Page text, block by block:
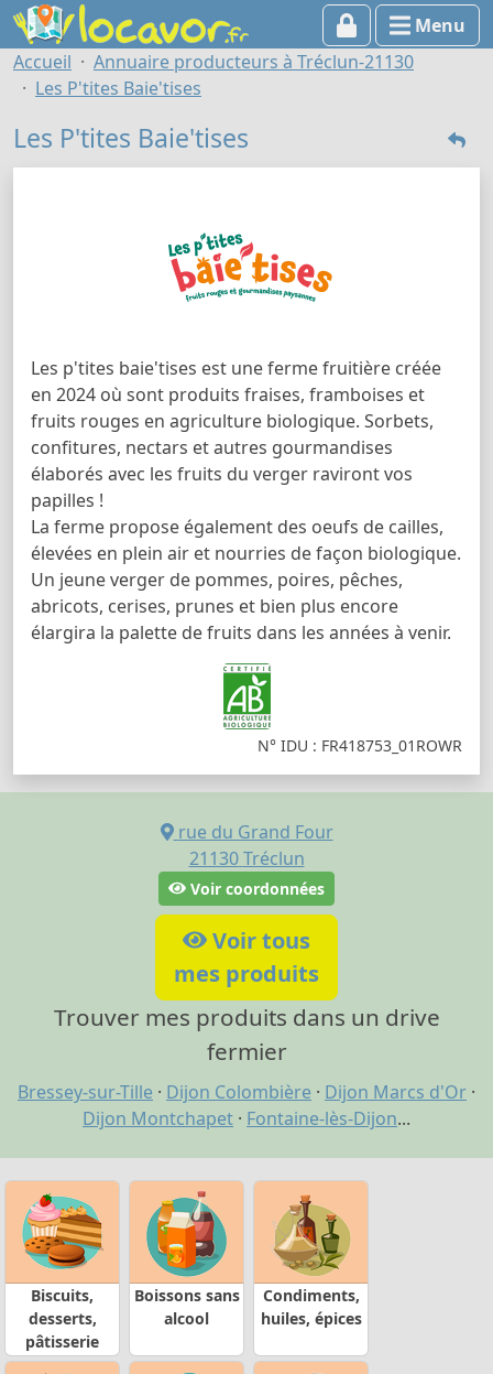
Menu
Accueil
Annuaire producteurs à Tréclun-21130
Les P'tites Baie'tises
Les P'tites Baie'tises
Les p'tites baie'tises est une ferme fruitière créée
en 2024 où sont produits fraises, framboises et
fruits rouges en agriculture biologique. Sorbets,
confitures, nectars et autres gourmandises
élaborés avec les fruits du verger raviront vos
papilles !
La ferme propose également des oeufs de cailles,
élevées en plein air et nourries de façon biologique.
Un jeune verger de pommes, poires, pêches,
abricots, cerises, prunes et bien plus encore
élargira la palette de fruits dans les années à venir.
N° IDU : FR418753_01ROWR
rue du Grand Four
21130 Tréclun
Voir coordonnées
Voir tous
mes produits
Trouver mes produits dans un drive
fermier
Bressey-sur-Tille · Dijon Colombière · Dijon Marcs d'Or ·
Dijon Montchapet · Fontaine-lès-Dijon...
Biscuits,
desserts,
pâtisserie
Boissons sans
alcool
Condiments,
huiles, épices